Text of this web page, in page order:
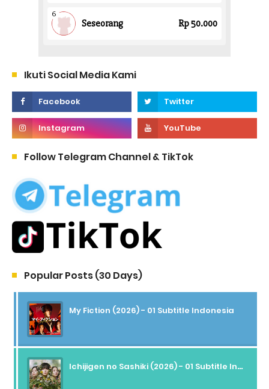
Ikuti Social Media Kami
Follow Telegram Channel & TikTok
Popular Posts (30 Days)
My Fiction (2026) - 01 Subtitle Indonesia
Ichijigen no Sashiki (2026) - 01 Subtitle Indonesia